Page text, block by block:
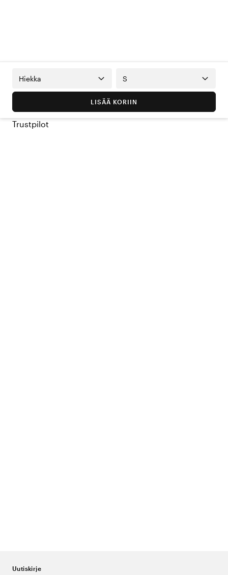
Hiekka S
LISÄÄ KORIIN
Trustpilot
Uutiskirje